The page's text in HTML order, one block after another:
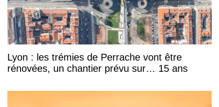
Lyon : les trémies de Perrache vont être
rénovées, un chantier prévu sur… 15 ans